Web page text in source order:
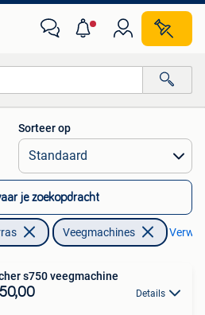
afstanden…
Sorteer op
je zoekopdracht
Veegmachines
s750 veegmachine
Details